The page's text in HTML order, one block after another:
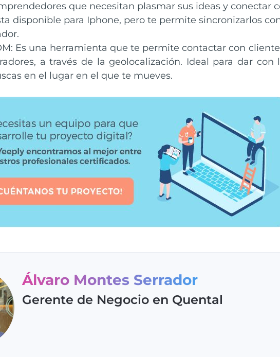
que necesitan plasmar sus ideas y conectar
disponible para Iphone, pero te permite sincronizarlos
Es una herramienta que te permite contactar con
a través de la geolocalización. Ideal para dar con
en el lugar en el que te mueves.
Álvaro Montes Serrador
Gerente de Negocio en Quental